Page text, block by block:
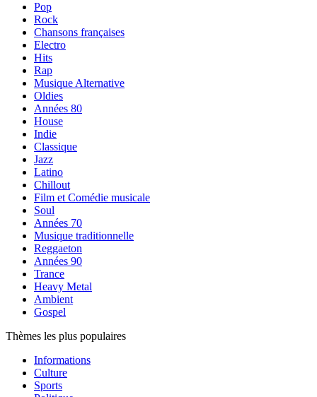
Pop
Rock
Chansons françaises
Electro
Hits
Rap
Musique Alternative
Oldies
Années 80
House
Indie
Classique
Jazz
Latino
Chillout
Film et Comédie musicale
Soul
Années 70
Musique traditionnelle
Reggaeton
Années 90
Trance
Heavy Metal
Ambient
Gospel
Thèmes les plus populaires
Informations
Culture
Sports